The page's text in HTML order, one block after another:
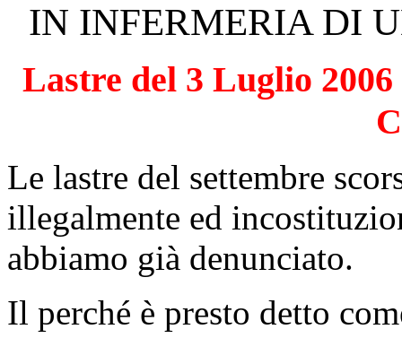
IN INFERMERIA DI
Lastre del 3 Luglio
Le lastre del settembre
illegalmente ed
abbiamo già denunciato.
Il perché è presto detto